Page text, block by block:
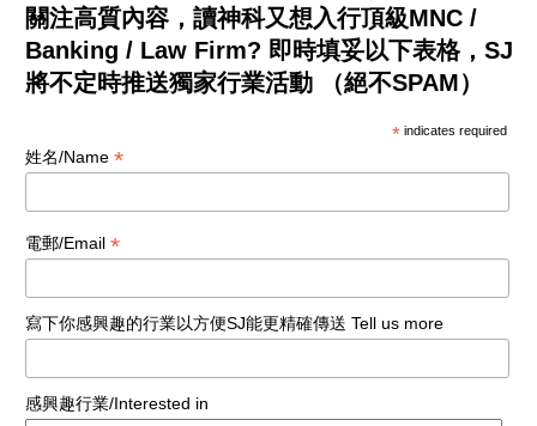
關注高質內容，讀神科又想入行頂級MNC /
Banking / Law Firm? 即時填妥以下表格，SJ
將不定時推送獨家行業活動 （絕不SPAM）
* indicates required
姓名/Name *
電郵/Email *
寫下你感興趣的行業以方便SJ能更精確傳送 Tell us more
感興趣行業/Interested in